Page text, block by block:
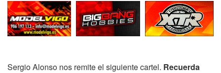
Sergio Alonso nos remite el siguiente cartel. Recuerda